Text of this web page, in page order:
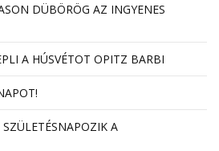
DÜBÖRÖG AZ INGYENES
A HÚSVÉTOT OPITZ BARBI
A